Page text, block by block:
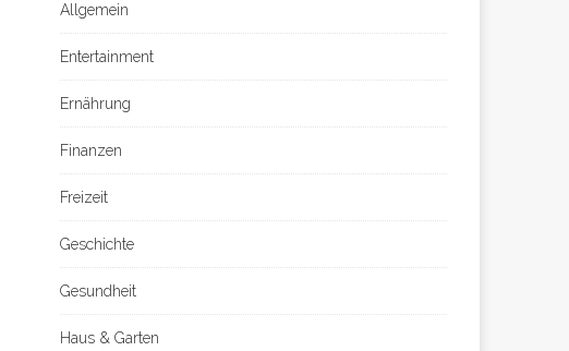
Allgemein
Entertainment
Ernährung
Finanzen
Freizeit
Geschichte
Gesundheit
Haus & Garten